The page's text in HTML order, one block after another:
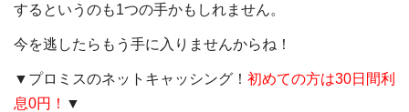
するというのも1つの手かもしれません。
今を逃したらもう手に入りませんからね！
▼プロミスのネットキャッシング！ 初めての方は30日間利
息0円！ ▼